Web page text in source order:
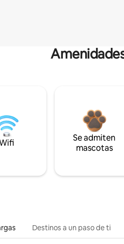
Se admiten
mascotas
Destinos a un paso de ti